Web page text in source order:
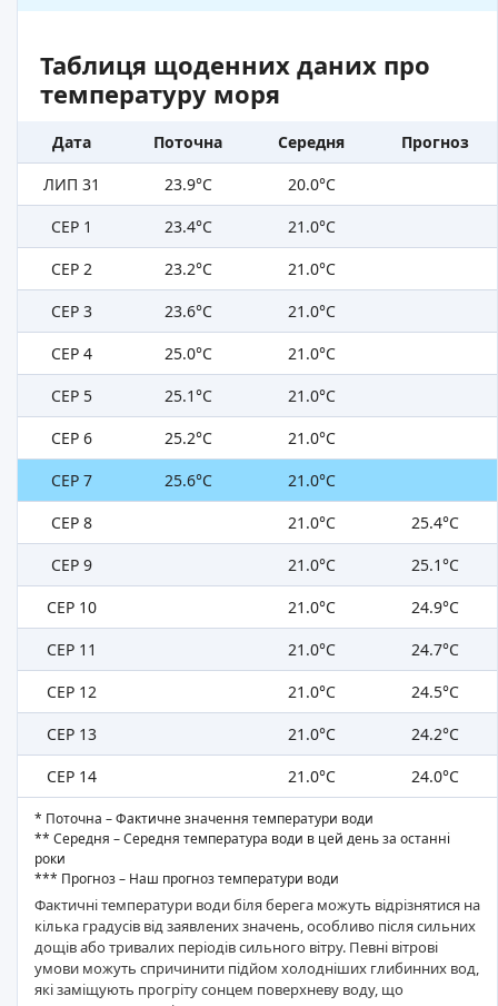
Таблиця щоденних даних про
температуру моря
Дата Поточна Середня
Прогноз
ЛИП 31
23.9°C
20.0°C
СЕР 1
23.4°C
21.0°C
СЕР 2
23.2°C
21.0°C
СЕР 3
23.6°C
21.0°C
СЕР 4
25.0°C
21.0°C
СЕР 5
25.1°C
21.0°C
СЕР 6
25.2°C
21.0°C
СЕР 7
25.6°C
21.0°C
СЕР 8
21.0°C
25.4°C
СЕР 9
21.0°C
25.1°C
СЕР 10
21.0°C
24.9°C
СЕР 11
21.0°C
24.7°C
СЕР 12
21.0°C
24.5°C
СЕР 13
21.0°C
24.2°C
СЕР 14
21.0°C 24.0°C
* Поточна – Фактичне значення температури води
** Середня – Середня температура води в цей день за останні
роки
*** Прогноз – Наш прогноз температури води
Фактичні температури води біля берега можуть відрізнятися на
кілька градусів від заявлених значень, особливо після сильних
дощів або тривалих періодів сильного вітру. Певні вітрові
умови можуть спричинити підйом холодніших глибинних вод,
які заміщують прогріту сонцем поверхневу воду, що